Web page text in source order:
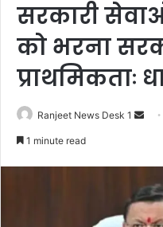
सरकारी
को भरना
प्राथमिकताः
Ranjeet News Desk 1
a
n
1 minute read